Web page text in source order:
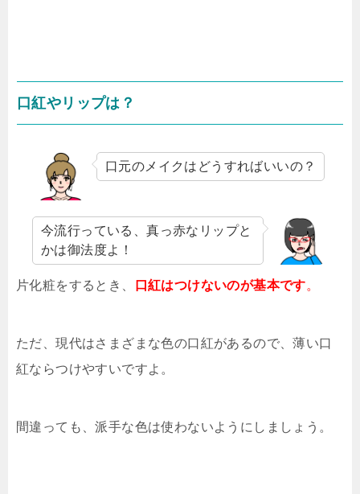
口紅やリップは？
口元のメイクはどうすればいいの？
今流行っている、真っ赤なリップと
かは御法度よ！
片化粧をするとき、 口紅はつけないのが基本です。
ただ、現代はさまざまな色の口紅があるので、薄い口
紅ならつけやすいですよ。
間違っても、派手な色は使わないようにしましょう。